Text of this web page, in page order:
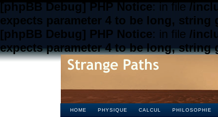
[phpBB Debug] PHP Notice: in file/
expects parameter 4 to be long, string
[phpBB Debug] PHP Notice: in file /
expects parameter 4 to be long, string
HOME PHYSIQUE CALCUL PHILOSOPHIE